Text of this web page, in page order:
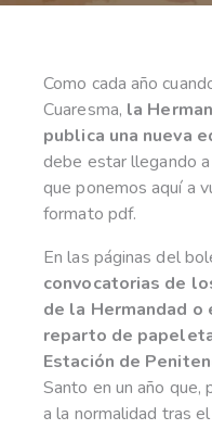
Como cada año
Cuaresma, la
publica una nueva
debe estar llegando
que ponemos aquí a
formato pdf.
En las páginas del
convocatorias de
de la Hermandad o
reparto de
Estación de
Santo en un año que,
a la normalidad tras